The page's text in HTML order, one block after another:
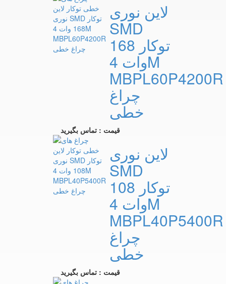
لاین نوری
SMD
توکار 168
وات 4M
MBPL60P4200R
چراغ
خطی
قیمت : تماس بگیرید
لاین نوری
SMD
توکار 108
وات 4M
MBPL40P5400R
چراغ
خطی
قیمت : تماس بگیرید